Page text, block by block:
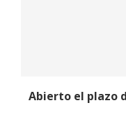
Abierto el plazo